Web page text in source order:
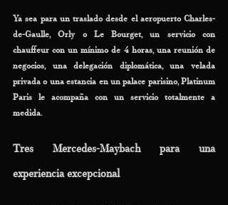
Ya sea para un traslado desde el aeropuerto Charles-
de-Gaulle, Orly o Le Bourget, un servicio con
chauffeur con un mínimo de 4 horas, una reunión de
negocios, una delegación diplomática, una velada
privada o una estancia en un palace parisino, Platinum
Paris le acompaña con un servicio totalmente a
medida.
Tres Mercedes-Maybach para una
experiencia excepcional